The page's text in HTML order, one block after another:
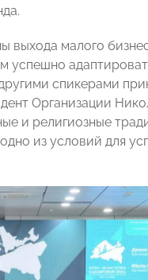
выхода малого
успешно
спикерами
Организации
и религиозные
из условий для